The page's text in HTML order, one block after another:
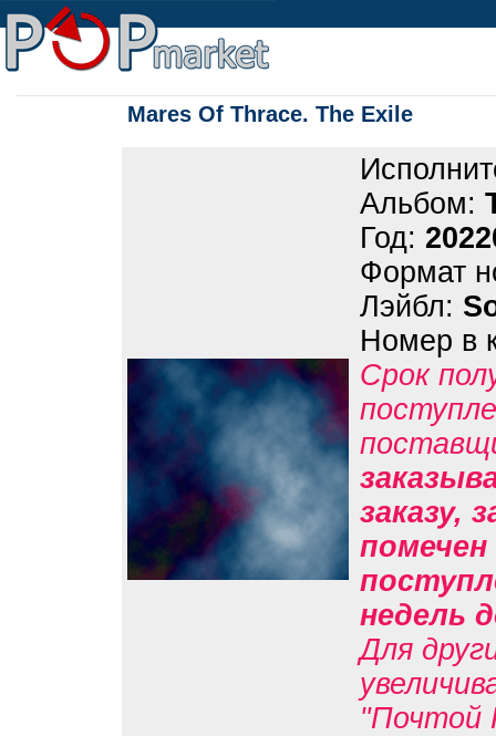
Mares Of Thrace. The Exile
Альбом:
Год:
Формат
Лэйбл:
Номер в
Срок
заказу,
помечен
недель
Для
"Почтой